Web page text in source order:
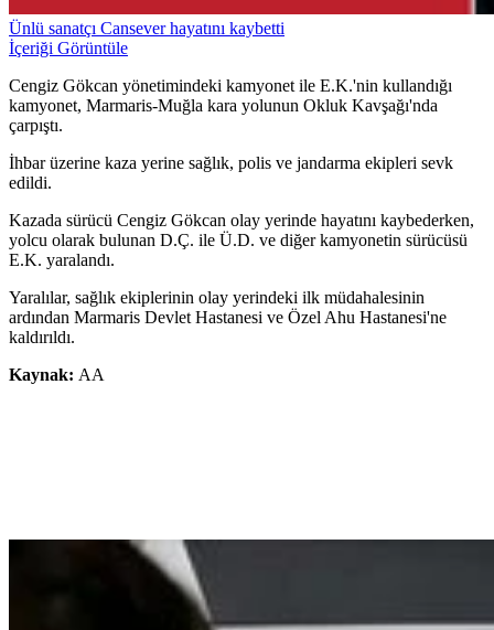
Ünlü sanatçı Cansever hayatını kaybetti
İçeriği Görüntüle
Cengiz Gökcan yönetimindeki kamyonet ile E.K.'nin kullandığı
kamyonet, Marmaris-Muğla kara yolunun Okluk Kavşağı'nda
çarpıştı.
İhbar üzerine kaza yerine sağlık, polis ve jandarma ekipleri sevk
edildi.
Kazada sürücü Cengiz Gökcan olay yerinde hayatını kaybederken,
yolcu olarak bulunan D.Ç. ile Ü.D. ve diğer kamyonetin sürücüsü
E.K. yaralandı.
Yaralılar, sağlık ekiplerinin olay yerindeki ilk müdahalesinin
ardından Marmaris Devlet Hastanesi ve Özel Ahu Hastanesi'ne
kaldırıldı.
Kaynak: AA